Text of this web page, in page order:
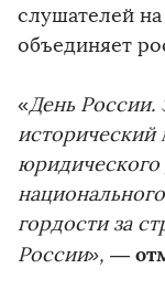
слушателей
объединяет
«День России.
исторический
юридического
гордости за
России», —